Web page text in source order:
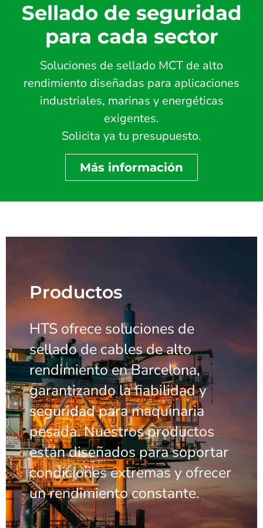
Sellado de seguridad
para cada sector
Soluciones de sellado MCT de alto
rendimiento diseñadas para aplicaciones
industriales, marinas y energéticas
exigentes.
Solicita ya tu presupuesto.
Más información
Productos
HTS ofrece soluciones de
sellado de cables de alto
rendimiento en Barcelona,
garantizando la fiabilidad y
seguridad para maquinaria
pesada. Nuestros productos
están diseñados para soportar
condiciones extremas y ofrecer
un rendimiento constante.